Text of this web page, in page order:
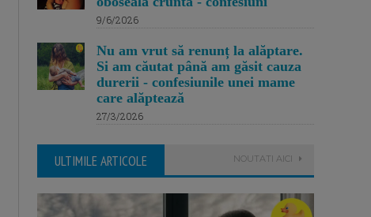
9/6/2026
Nu am vrut să renunț la alăptare.
Si am căutat până am găsit cauza
durerii - confesiunile unei mame
care alăptează
27/3/2026
ULTIMILE ARTICOLE NOUTATI AICI